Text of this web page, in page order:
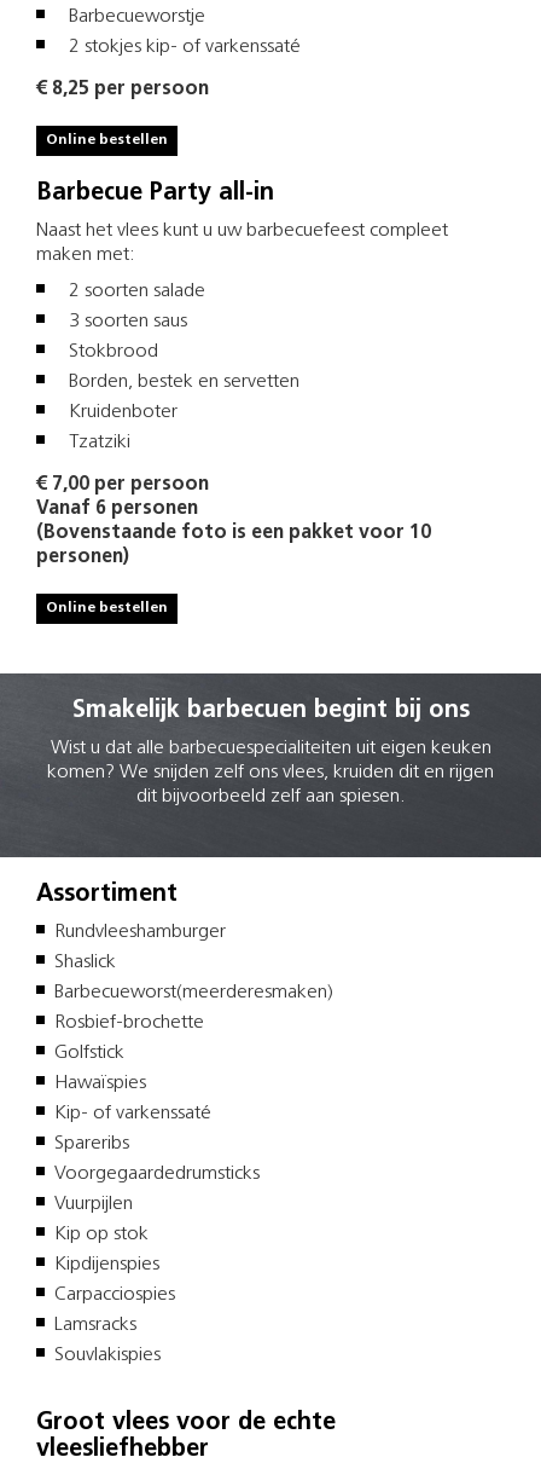
Barbecueworstje
2 stokjes kip- of varkenssaté
€ 8,25 per persoon
Online bestellen
Barbecue Party all-in
Naast het vlees kunt u uw barbecuefeest compleet
maken met:
2 soorten salade
3 soorten saus
Stokbrood
Borden, bestek en servetten
Kruidenboter
Tzatziki
€ 7,00 per persoon
Vanaf 6 personen
(Bovenstaande foto is een pakket voor 10
personen)
Online bestellen
Smakelijk barbecuen begint bij ons
Wist u dat alle barbecuespecialiteiten uit eigen keuken
komen? We snijden zelf ons vlees, kruiden dit en rijgen
dit bijvoorbeeld zelf aan spiesen.
Assortiment
Rundvleeshamburger
Shaslick
Barbecueworst(meerderesmaken)
Rosbief-brochette
Golfstick
Hawaïspies
Kip- of varkenssaté
Spareribs
Voorgegaardedrumsticks
Vuurpijlen
Kip op stok
Kipdijenspies
Carpacciospies
Lamsracks
Souvlakispies
Groot vlees voor de echte
vleesliefhebber